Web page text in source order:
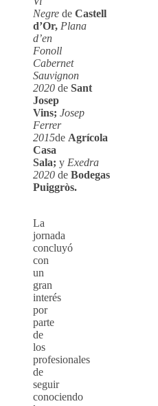
Negre de Castell
d’Or, Plana
d’en
Fonoll
Cabernet
Sauvignon
2020 de Sant
Josep
Vins; Josep
Ferrer
2015de Agrícola
Casa
Sala; y Exedra
2020 de Bodegas
Puiggròs.
La
jornada
concluyó
con
un
gran
interés
por
parte
de
los
profesionales
de
seguir
conociendo